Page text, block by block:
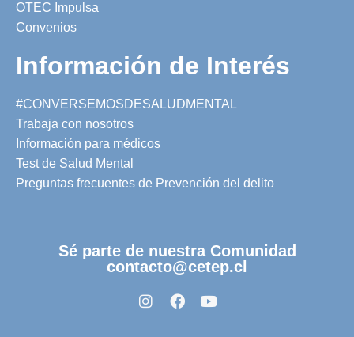
OTEC Impulsa
Convenios
Información de Interés
#CONVERSEMOSDESALUDMENTAL
Trabaja con nosotros
Información para médicos
Test de Salud Mental
Preguntas frecuentes de Prevención del delito
Sé parte de nuestra Comunidad
contacto@cetep.cl